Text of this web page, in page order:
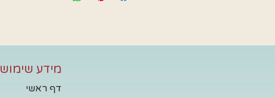
מידע
דף ראשי